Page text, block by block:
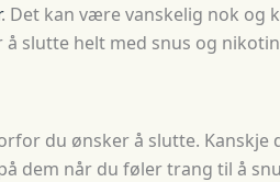
. Det kan være vanskelig nok og
slutte helt med snus og
du ønsker å slutte. Kanskje
dem når du føler trang til å